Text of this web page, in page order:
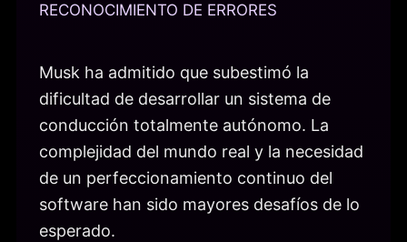
RECONOCIMIENTO DE ERRORES
Musk ha admitido que subestimó la
dificultad de desarrollar un sistema de
conducción totalmente autónomo. La
complejidad del mundo real y la necesidad
de un perfeccionamiento continuo del
software han sido mayores desafíos de lo
esperado.